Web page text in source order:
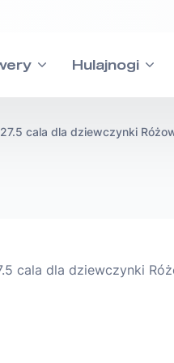
Hulajnogi
27.5 cala dla dziewczynki